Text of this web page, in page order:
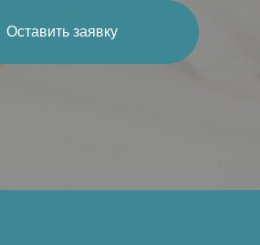
Оставить заявку